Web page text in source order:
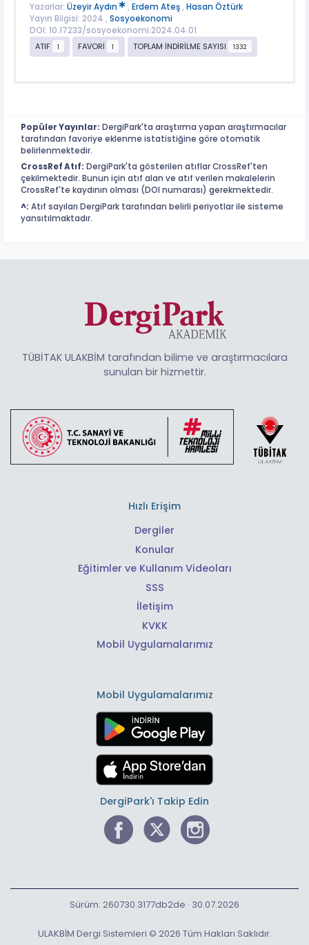
Yazarlar: Üzeyir Aydın , Erdem Ateş, Hasan Öztürk
Yayın Bilgisi: 2024 , Sosyoekonomi
DOI: 10.17233/sosyoekonomi.2024.04.01
ATIF
1 FAVORİ 1 TOPLAM İNDİRİLME SAYISI 1332
Popüler Yayınlar: DergiPark'ta araştırma yapan araştırmacılar
tarafından favoriye eklenme istatistiğine göre otomatik
belirlenmektedir.
CrossRef Atıf: DergiPark'ta gösterilen atıflar CrossRef'ten
çekilmektedir. Bunun için atıf alan ve atıf verilen makalelerin
CrossRef'te kaydının olması (DOI numarası) gerekmektedir.
^: Atıf sayıları DergiPark tarafından belirli periyotlar ile sisteme
yansıtılmaktadır.
TÜBİTAK ULAKBİM tarafından bilime ve araştırmacılara
sunulan bir hizmettir.
Hızlı Erişim
Dergiler
Konular
Eğitimler ve Kullanım Videoları
SSS
İletişim
KVKK
Mobil Uygulamalarımız
Mobil Uygulamalarımız
DergiPark'ı Takip Edin
ULAKBİM Dergi Sistemleri © 2026 Tüm Hakları Saklıdır.
Sürüm: 260730.3177db2de · 30.07.2026